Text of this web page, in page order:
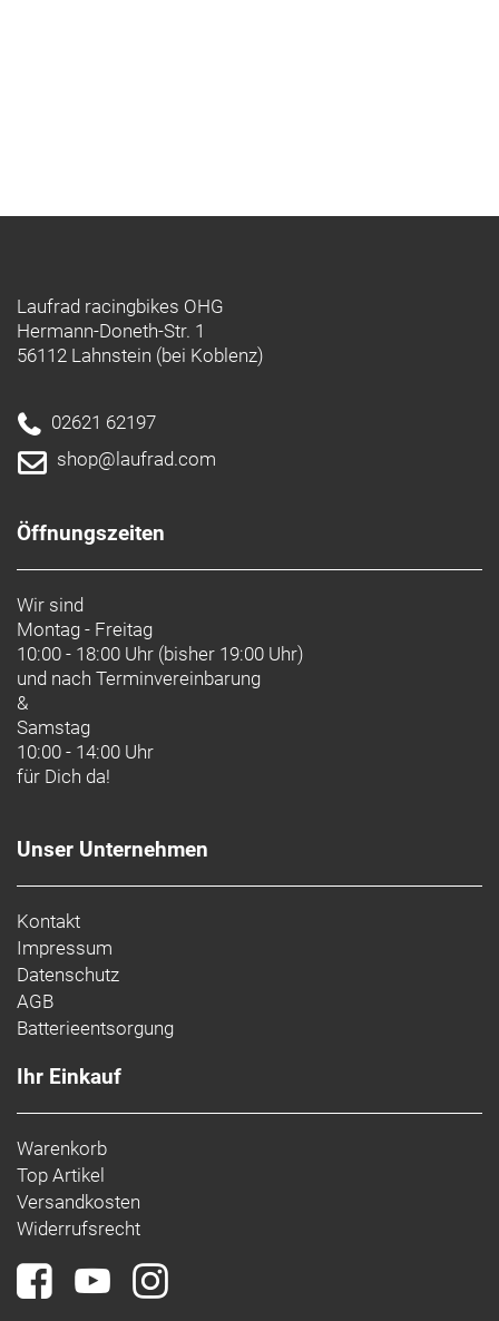
Laufrad racingbikes OHG
Hermann-Doneth-Str. 1
56112 Lahnstein (bei Koblenz)
02621 62197
shop@laufrad.com
Öffnungszeiten
Wir sind
Montag - Freitag
10:00 - 18:00 Uhr (bisher 19:00 Uhr)
und nach Terminvereinbarung
&
Samstag
10:00 - 14:00 Uhr
für Dich da!
Unser Unternehmen
Kontakt
Impressum
Datenschutz
AGB
Batterieentsorgung
Ihr Einkauf
Warenkorb
Top Artikel
Versandkosten
Widerrufsrecht